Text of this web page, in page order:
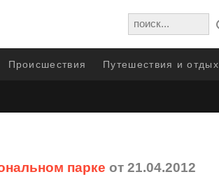
Происшествия Путешествия и отдых
парке от 21.04.2012